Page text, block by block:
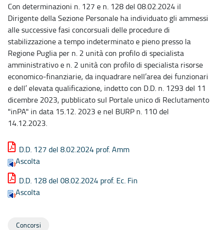
Con determinazioni n. 127 e n. 128 del 08.02.2024 il
Dirigente della Sezione Personale ha individuato gli ammessi
alle successive fasi concorsuali delle procedure di
stabilizzazione a tempo indeterminato e pieno presso la
Regione Puglia per n. 2 unità con profilo di specialista
amministrativo e n. 2 unità con profilo di specialista risorse
economico-finanziarie, da inquadrare nell’area dei funzionari
e dell’ elevata qualificazione, indetto con D.D. n. 1293 del 11
dicembre 2023, pubblicato sul Portale unico di Reclutamento
"inPA" in data 15.12. 2023 e nel BURP n. 110 del
14.12.2023.
D.D. 127 del 8.02.2024 prof. Amm
Ascolta
D.D. 128 del 08.02.2024 prof. Ec. Fin
Ascolta
Concorsi